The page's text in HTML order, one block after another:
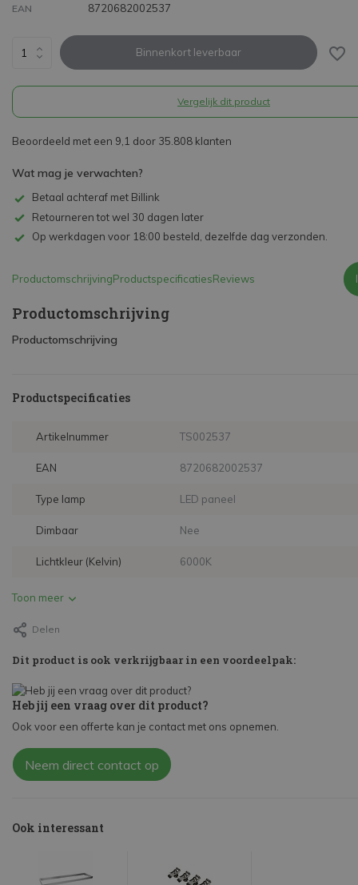
EAN 8720682002537
Binnenkort leverbaar
Vergelijk dit product
Beoordeeld met een 9,1 door 35.808 klanten
Wat mag je verwachten?
Betaal achteraf met Billink
Retourneren tot wel 30 dagen later
Op werkdagen voor 18:00 besteld, dezelfde dag verzonden.
ProductomschrijvingProductspecificatiesReviews
Productomschrijving
Productomschrijving
Productspecificaties
Artikelnummer TS002537
EAN 8720682002537
Type lamp LED paneel
Dimbaar Nee
Lichtkleur (Kelvin) 6000K
Toon meer
Delen
Dit product is ook verkrijgbaar in een voordeelpak:
Heb jij een vraag over dit product?
Ook voor een offerte kan je contact met ons opnemen.
Neem direct contact op
Ook interessant